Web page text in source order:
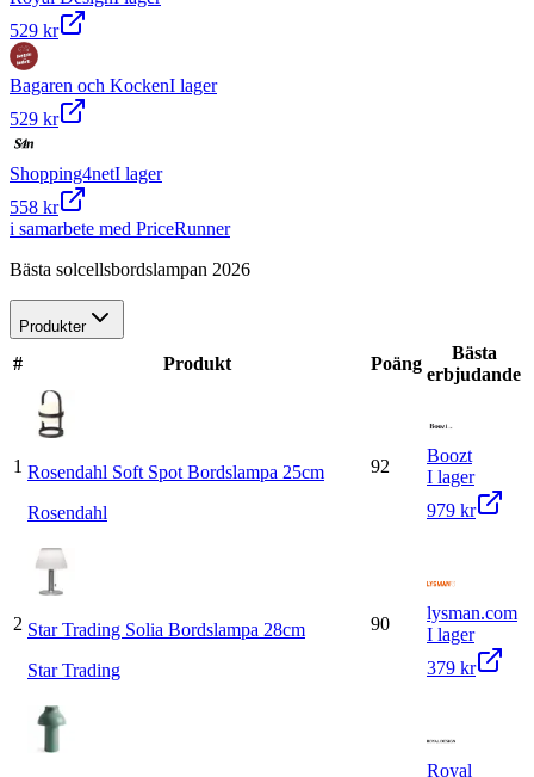
529 kr
Bagaren och KockenI lager
529 kr
Shopping4netI lager
558 kr
i samarbete med PriceRunner
Bästa solcellsbordslampan 2026
Produkter
# Produkt Poäng
Bästa
erbjudande
1 Rosendahl Soft Spot Bordslampa 25cm
Rosendahl
92
Boozt
I lager
979 kr
2 Star Trading Solia Bordslampa 28cm
Star Trading
90
lysman.com
I lager
379 kr
Royal